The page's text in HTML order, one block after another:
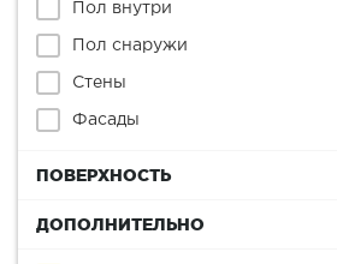
Пол внутри
Пол снаружи
Стены
Фасады
ПОВЕРХНОСТЬ
ДОПОЛНИТЕЛЬНО